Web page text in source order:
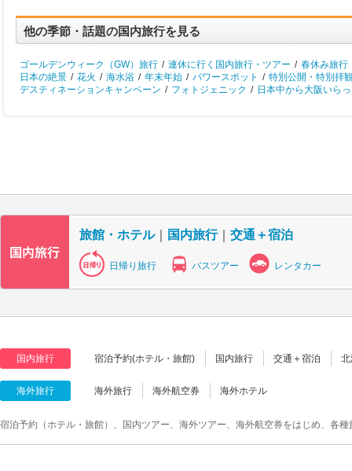
他の季節・話題の国内旅行を見る
ゴールデンウィーク（GW）旅行 / 連休に行く国内旅行・ツアー / 春休み旅行
日本の絶景 / 花火 / 海水浴 / 年末年始 / パワースポット / 特別公開・特別拝
デスティネーションキャンペーン / フォトジェニック / 日本中から大阪いら
旅館・ホテル｜ 国内旅行｜ 交通＋宿泊
日帰り旅行 バスツアー レンタカー
国内旅行 宿泊予約(ホテル・旅館) 国内旅行 交通＋宿泊
海外旅行 海外旅行 海外航空券 海外ホテル
宿泊予約（ホテル・旅館）、国内ツアー、海外ツアー、海外航空券をはじめ、各